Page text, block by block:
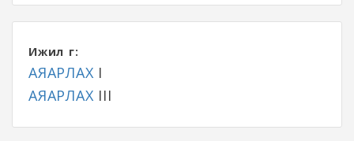
Ижил үг:
АЯАРЛАХ I
АЯАРЛАХ III